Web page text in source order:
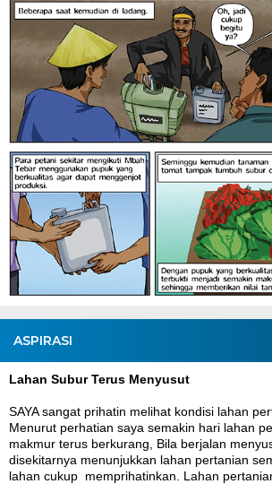
ASPIRASI
Lahan Subur Terus Menyusut
SAYA sangat prihatin melihat kondisi lahan
Menurut perhatian saya semakin hari lahan
makmur terus berkurang, Bila berjalan
disekitarnya menunjukkan lahan pertanian
lahan cukup memprihatinkan. Lahan